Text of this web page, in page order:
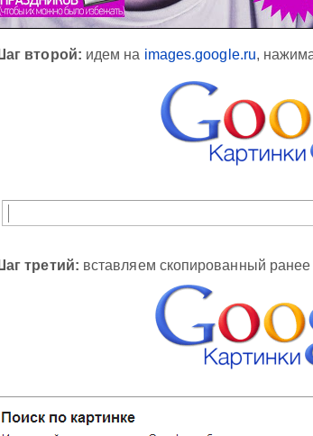
второй: идем на images.google.ru,
третий: вставляем скопированный